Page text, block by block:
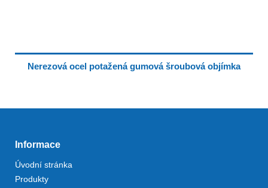
Nerezová ocel potažená gumová šroubová objímka
Informace
Úvodní stránka
Produkty